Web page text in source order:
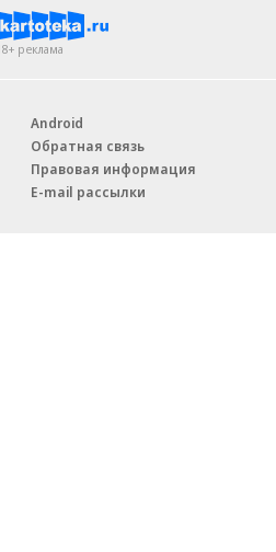
реклама
Android
Обратная связь
Правовая информация
E-mail рассылки